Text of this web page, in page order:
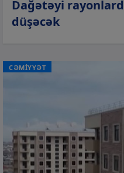
Dağətəyi
düşəcək
CƏMİYYƏT